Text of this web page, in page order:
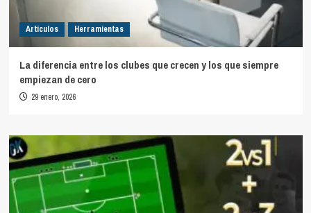
Artículos Herramientas
La diferencia entre los clubes que crecen y los que siempre
empiezan de cero
29 enero, 2026